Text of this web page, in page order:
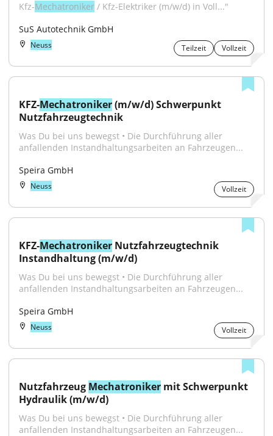
Kfz-Mechatroniker / Kfz-Elektriker (m/w/d) in Voll..."
SuS Autotechnik GmbH
Neuss Teilzeit Vollzeit
KFZ-Mechatroniker (m/w/d) Schwerpunkt
Nutzfahrzeugtechnik
Was Du bei uns bewegst • Die Durchführung aller
anfallenden Instandhaltungsarbeiten an Fahrzeugen...
Speira GmbH
Neuss Vollzeit
KFZ-Mechatroniker Nutzfahrzeugtechnik
Instandhaltung (m/w/d)
Was Du bei uns bewegst • Die Durchführung aller
anfallenden Instandhaltungsarbeiten an Fahrzeugen...
Speira GmbH
Neuss Vollzeit
Nutzfahrzeug Mechatroniker mit Schwerpunkt
Hydraulik (m/w/d)
Was Du bei uns bewegst • Die Durchführung aller
anfallenden Instandhaltungsarbeiten an Fahrzeugen...